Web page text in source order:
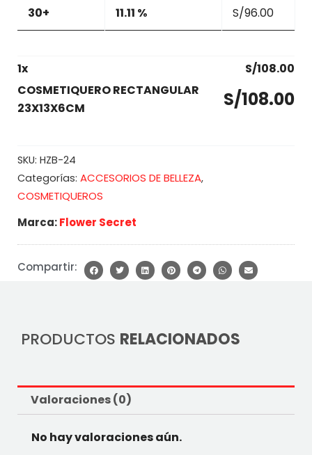
30+ 11.11 % S/96.00
1x S/108.00
COSMETIQUERO RECTANGULAR
23X13X6CM
S/108.00
SKU: HZB-24
Categorías: ACCESORIOS DE BELLEZA,
COSMETIQUEROS
Marca:Flower Secret
Compartir:
PRODUCTOS RELACIONADOS
Valoraciones (0)
No hay valoraciones aún.